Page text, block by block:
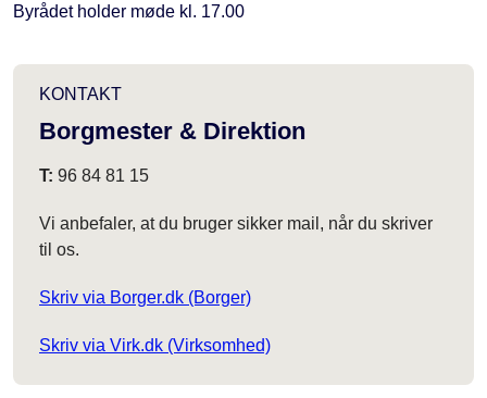
Byrådet holder møde kl. 17.00
KONTAKT
Borgmester & Direktion
T: 96 84 81 15
Vi anbefaler, at du bruger sikker mail, når du skriver
til os.
Skriv via Borger.dk (Borger)
Skriv via Virk.dk (Virksomhed)